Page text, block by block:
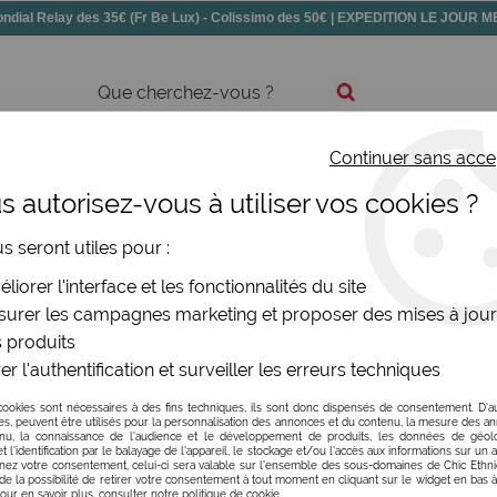
Relay des 35€ (Fr Be Lux) - Colissimo des 50€ | EXPEDITION LE JOUR
Bijoux
de captiver l'imagination. C'est dans cet élan
mode. Des silhouettes fluides des années 70 aux
Continuer sans
autorisez-vous à utiliser vos cookies ?
seront utiles pour :
l'interface et les fonctionnalités du site
les campagnes marketing et proposer des mises à
produits
l'authentification et surveiller les erreurs techniques
sont nécessaires à des fins techniques, ils sont donc dispensés de consentement.
peuvent être utilisés pour la personnalisation des annonces et du contenu, la mesure des
la connaissance de l'audience et le développement de produits, les données de
l'identification par le balayage de l'appareil, le stockage et/ou l'accès aux informations sur un
votre consentement, celui-ci sera valable sur l’ensemble des sous-domaines de Chic
la possibilité de retirer votre consentement à tout moment en cliquant sur le widget en bas
en savoir plus, consulter notre politique de cookie.